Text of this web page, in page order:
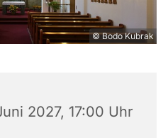
© Bodo Kubrak
2027, 17:00 Uhr